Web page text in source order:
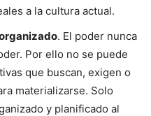
a la cultura actual.
. El poder nunca
Por ello no se puede
que buscan, exigen o
materializarse. Solo
y planificado al